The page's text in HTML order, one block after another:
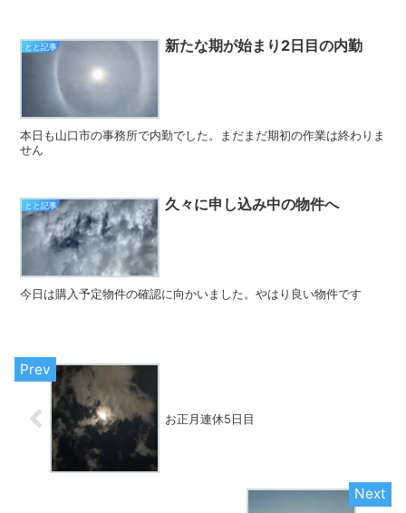
とと記事 新たな期が始まり2日目の内勤
本日も山口市の事務所で内勤でした。まだまだ期初の作業は終わりま
せん
とと記事 久々に申し込み中の物件へ
今日は購入予定物件の確認に向かいました。やはり良い物件です
お正月連休5日目